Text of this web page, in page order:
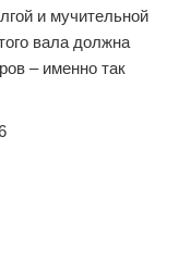
и мучительной
вала должна
– именно так